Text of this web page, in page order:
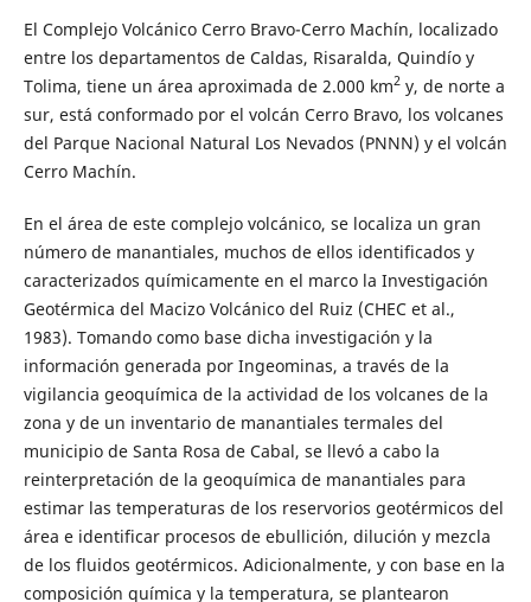
El Complejo Volcánico Cerro Bravo-Cerro Machín, localizado
entre los departamentos de Caldas, Risaralda, Quindío y
Tolima, tiene un área aproximada de 2.000 km2y, de norte a
sur, está conformado por el volcán Cerro Bravo, los volcanes
del Parque Nacional Natural Los Nevados (PNNN) y el volcán
Cerro Machín.
En el área de este complejo volcánico, se localiza un gran
número de manantiales, muchos de ellos identificados y
caracterizados químicamente en el marco la Investigación
Geotérmica del Macizo Volcánico del Ruiz (CHEC et al.,
1983). Tomando como base dicha investigación y la
información generada por Ingeominas, a través de la
vigilancia geoquímica de la actividad de los volcanes de la
zona y de un inventario de manantiales termales del
municipio de Santa Rosa de Cabal, se llevó a cabo la
reinterpretación de la geoquímica de manantiales para
estimar las temperaturas de los reservorios geotérmicos del
área e identificar procesos de ebullición, dilución y mezcla
de los fluidos geotérmicos. Adicionalmente, y con base en la
composición química y la temperatura, se plantearon